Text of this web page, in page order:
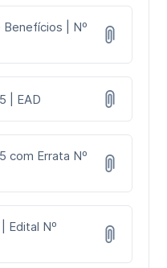
| Nº
| EAD
com Errata Nº
Edital Nº